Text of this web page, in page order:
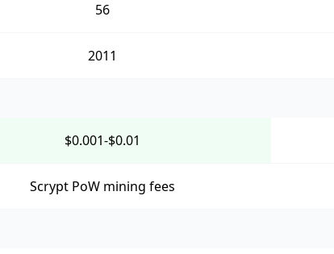
56
2011
$0.001-$0.01
Scrypt PoW mining fees